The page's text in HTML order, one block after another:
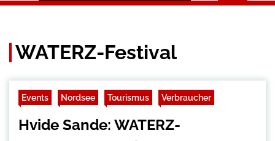
WATERZ-Festival
Events Nordsee Tourismus Verbraucher
Hvide Sande: WATERZ-